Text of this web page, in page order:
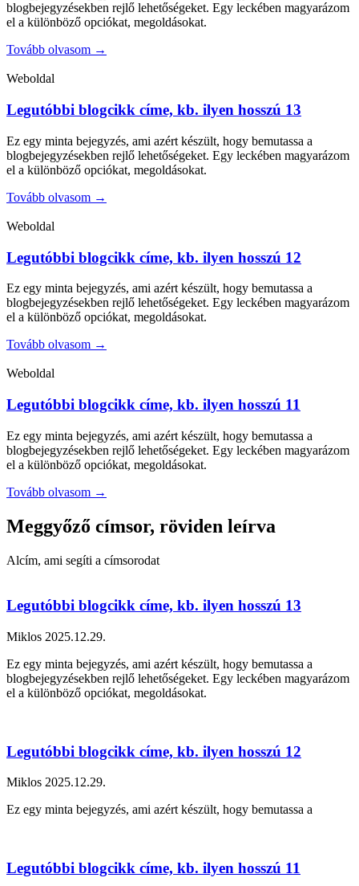
blogbejegyzésekben rejlő lehetőségeket. Egy leckében magyarázom
el a különböző opciókat, megoldásokat.
Tovább olvasom →
Weboldal
Legutóbbi blogcikk címe, kb. ilyen hosszú 13
Ez egy minta bejegyzés, ami azért készült, hogy bemutassa a
blogbejegyzésekben rejlő lehetőségeket. Egy leckében magyarázom
el a különböző opciókat, megoldásokat.
Tovább olvasom →
Weboldal
Legutóbbi blogcikk címe, kb. ilyen hosszú 12
Ez egy minta bejegyzés, ami azért készült, hogy bemutassa a
blogbejegyzésekben rejlő lehetőségeket. Egy leckében magyarázom
el a különböző opciókat, megoldásokat.
Tovább olvasom →
Weboldal
Legutóbbi blogcikk címe, kb. ilyen hosszú 11
Ez egy minta bejegyzés, ami azért készült, hogy bemutassa a
blogbejegyzésekben rejlő lehetőségeket. Egy leckében magyarázom
el a különböző opciókat, megoldásokat.
Tovább olvasom →
Meggyőző címsor, röviden leírva
Alcím, ami segíti a címsorodat
Legutóbbi blogcikk címe, kb. ilyen hosszú 13
Miklos 2025.12.29.
Ez egy minta bejegyzés, ami azért készült, hogy bemutassa a
blogbejegyzésekben rejlő lehetőségeket. Egy leckében magyarázom
el a különböző opciókat, megoldásokat.
Legutóbbi blogcikk címe, kb. ilyen hosszú 12
Miklos 2025.12.29.
Ez egy minta bejegyzés, ami azért készült, hogy bemutassa a
Legutóbbi blogcikk címe, kb. ilyen hosszú 11